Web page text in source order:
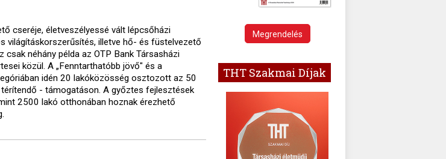
cseréje, életveszélyessé vált lépcsőházi
világításkorszerűsítés, illetve hő- és füstelvezető
csak néhány példa az OTP Bank Társasházi
közül. A „Fenntarthatóbb jövő" és a
idén 20 lakóközösség osztozott az 50
- támogatáson. A győztes fejlesztések
2500 lakó otthonában hoznak érezhető
Megrendelés
THT Szakmai Díjak